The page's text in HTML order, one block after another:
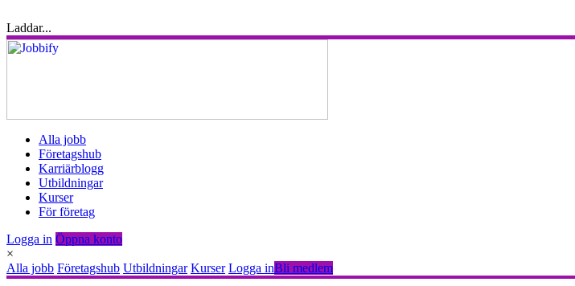
Laddar...
Alla jobb
Företagshub
Karriärblogg
Utbildningar
Kurser
För företag
Logga in Öppna konto
×
Alla jobb Företagshub Utbildningar Kurser Logga inBli medlem